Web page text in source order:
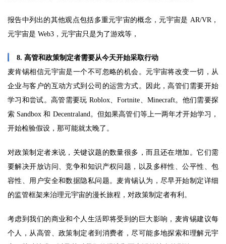
报告中列出的其他观点包括多重元宇宙的概念，元宇宙是 AR/VR，
元宇宙是 Web3，元宇宙只是为了游戏等，
8. 高管和政策制定者需要从今天开始采取行动
麦肯锡相信元宇宙是一个不可忽略的机会。元宇宙将改变一切，从
企业与客户的互动方式到公司的运营方式。因此，高管们需要开始
学习和尝试。高管需要玩 Roblox、Fortnite、Minecraft。他们需要探
索 Sandbox 和 Decentraland。但如果高管们等上一两年才开始学习，
开始检验假设，那可能就太晚了。
对政策制定者来说，关键议题的数量很多，而且还在增加。它们需
要解决开放访问、竞争和知识产权问题，以及多样性、公平性、包
容性、用户安全和数据隐私问题。麦肯锡认为，尽早开始制定详细
的监管框架来治理元宇宙的漫长旅程，对政策制定者有利。
考虑到我们的商业和个人生活即将受到的巨大影响，麦肯锡建议每
个人，从高管、政策制定者到消费者，尽可能多地探索和理解元宇